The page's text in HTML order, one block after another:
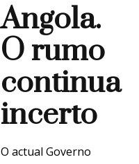
Angola.
O rumo
continua
incerto
O actual Governo